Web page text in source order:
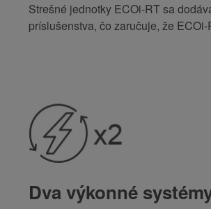
Strešné jednotky ECOi-RT sa
príslušenstva, čo zaručuje, že
Dva výkonné